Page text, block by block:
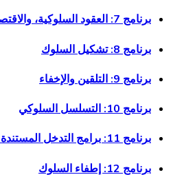
برنامج 7: العقود السلوكية، والاقتصاد الرمزي، ولعبة السلوك الجيد
برنامج 8: تشكيل السلوك
برنامج 9: التلقين والإخفاء
برنامج 10: التسلسل السلوكي
برنامج 11: برامج التدخل المستندة إلى النمذجة
برنامج 12: إطفاء السلوك